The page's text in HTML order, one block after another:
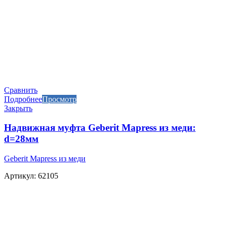
Сравнить
ПодробнееПросмотр
Закрыть
Надвижная муфта Geberit Mapress из меди:
d=28мм
Geberit Mapress из меди
Артикул: 62105